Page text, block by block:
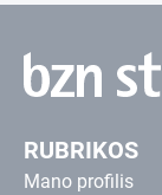
RUBRIKOS
Mano profilis